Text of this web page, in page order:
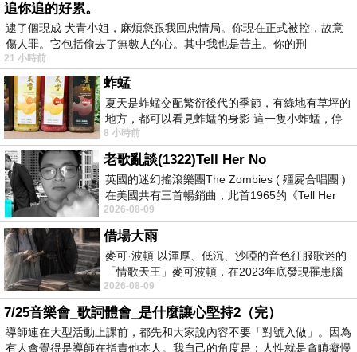
然後說它和 Photoshop、剪片軟件、修圖濾鏡沒有本質分
別。但生成式 AI 不只是提高製作效率，還改變了廣告與人
的關係，即是廣告不再只向一群人說同一句話，同時可以
對不同人說不同版本的話。
以上的轉變會影響人的判斷方式。當商業語氣變得越來越
像日常語氣，消費者就更難保持距離。以前廣告有明顯格
式，人知道自己正在被推銷，但 AI 生成內容可以模仿測
評、生活分享、朋友推薦，甚至模仿一種平實中立的解
釋，最危險是它可以很自然。當說服變得不像說服，人便
會更難知道自己何時進入了商業場景，判斷力會在一個看
似方便、貼心、合理的環境裡慢慢被降低警覺。
因此，AI 廣告需要標示，但標示本身不能被理解為全部答
案。商業社會正在把生成式內容納入日常語氣，令廣告、
資訊、建議和陪伴之間的邊界變得模糊，未來需要被管理
追你追的好累。
逮了個現成 犬青小姐，麻煩您跟我回忠情局。你現在正式被控，故意
傷人罪。它包括偷去了無數人的心。其中我也是苦主。你的刑
21 小時前
蚱蜢
夏天是蚱蜢交配繁衍後代的季節，有綠地有草坪的
地方，都可以看見蚱蜢的身影 這一隻小蚱蜢，停
在車頂上，怎麼樣小心驅趕，都無動
8 小時前
老歌亂談(1322)Tell Her No
英國的迷幻搖滾樂團The Zombies ( 殭屍合唱團 )
在美國共有三首暢銷曲，此首1965的《Tell Her
No》即為其中之一，在告示牌百大單曲
2026-08-09
借場大雨
麥可·波頓 以渾厚、低沉、沙啞的音色征服歌迷的
「情歌天王」麥可波頓，在2023年底發現罹患腦
瘤「祈禱早日康復，一切都好」。
2026-08-09
7/25音樂會_歌詞體會_是什麼讓心堅持2（完）
導師連在大型活動上課前，都先和大家說內容不要「對號入做」。因為
有人會覺得是導師在指責他本人。我自己的角度是：人性就是貪瞋癡慢